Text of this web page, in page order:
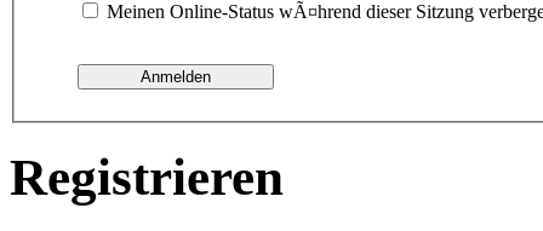
Meinen Online-Status wÃ¤hrend dieser Sitzung
Registrieren